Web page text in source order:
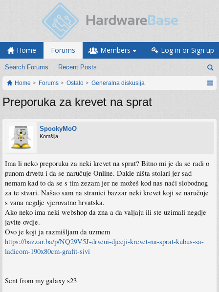
Home Forums
Search Forums Recent Posts
Members Log in or Sign up
Home Forums Ostalo Generalna diskusija
Preporuka za krevet na sprat
SpookyMoO
Komšija
Ima li neko preporuku za neki krevet na sprat? Bitno mi je da se radi o
punom drvetu i da se naručuje Online. Dakle ništa stolari jer sad
nemam kad to da se s tim zezam jer ne možeš kod nas naći slobodnog
za te stvari. Našao sam na stranici bazzar neki krevet koji se naručuje
s vana negdje vjerovatno hrvatska.
Ako neko ima neki webshop da zna a da valjaju ili ste uzimali negdje
javite ovdje.
Ovo je koji ja razmišljam da uzmem
https://bazzar.ba/p/NQ29V5J-drveni-djecji-krevet-na-sprat-kubus-sa-
ladicom-190x80cm-grafit-sivi
Sent from my galaxy s23